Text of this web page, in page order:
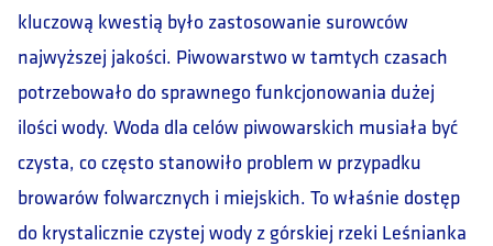
kluczową kwestią było zastosowanie surowców
najwyższej jakości. Piwowarstwo w tamtych czasach
potrzebowało do sprawnego funkcjonowania dużej
ilości wody. Woda dla celów piwowarskich musiała być
czysta, co często stanowiło problem w przypadku
browarów folwarcznych i miejskich. To właśnie dostęp
do krystalicznie czystej wody z górskiej rzeki Leśnianka